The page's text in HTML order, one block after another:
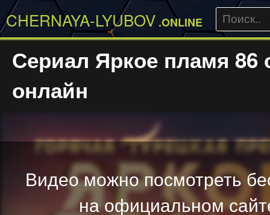
CHERNAYA-LYUBOV .ONLINE
Сериал Яркое пламя 86
онлайн
Видео можно посмотреть
на официальном